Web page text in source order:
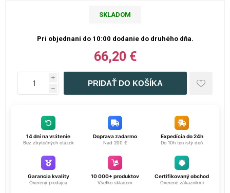
SKLADOM
Pri objednaní do 10:00 dodanie do druhého dňa.
66,20 €
i
h
14 dní na vrátenie
Bez zbytočných otázok
Doprava zadarmo
Nad 200 €
Expedícia do 24h
Do 10h ten istý deň
Garancia kvality
Overený predajca
10 000+ produktov
Všetko skladom
Certifikovaný obchod
Overené zákazníkmi